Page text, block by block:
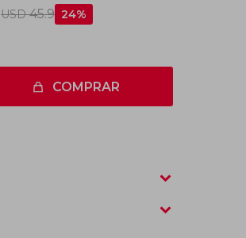
USD45.9 24
COMPRAR